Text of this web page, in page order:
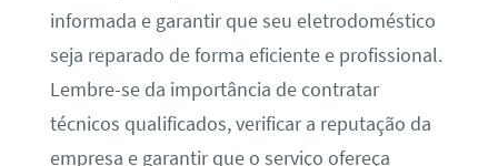
informada e garantir que seu eletrodoméstico
seja reparado de forma eficiente e profissional.
Lembre-se da importância de contratar
técnicos qualificados, verificar a reputação da
empresa e garantir que o serviço ofereça